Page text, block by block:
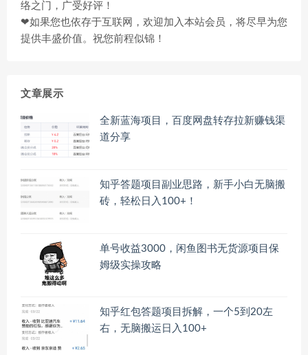
络之门，广受好评！
❤如果您也依存于互联网，欢迎加入本站会员，将尽早为您
提供丰盛价值。祝您前程似锦！
文章展示
全新蓝海项目，百度网盘转存拉新赚钱渠
道分享
知乎答题项目副业思路，新手小白无脑搬
砖，轻松日入100+！
单号收益3000，闲鱼图书无货源项目保
姆级实操攻略
知乎红包答题项目拆解，一个5到20左
右，无脑搬运日入100+